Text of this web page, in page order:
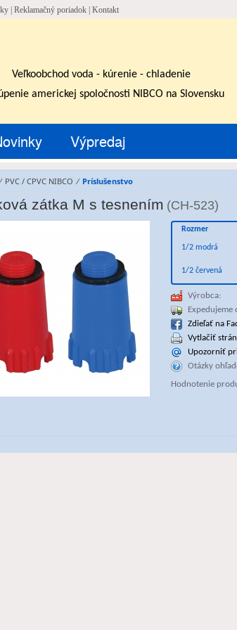
Reklamačný poriadok Kontakt
Veľkoobchod voda - kúrenie - chladenie
americkej spoločnosti NIBCO na Slovensku
Výpredaj
PVC / CPVC NIBCO ⁄ Príslušenstvo
zátka M s tesnením (CH-523)
Rozmer
1/2 modrá
1/2 červená
Výrobca:
Expedujeme
Zdieľať na
Vytlačiť
Upozorniť
Otázky
Hodnotenie